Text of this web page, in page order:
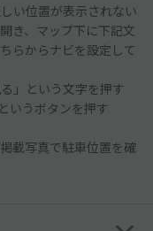
い位置が表示されない
き、マップ下に下記文
らからナビを設定して
」という文字を押す
いうボタンを押す
載写真で駐車位置を確